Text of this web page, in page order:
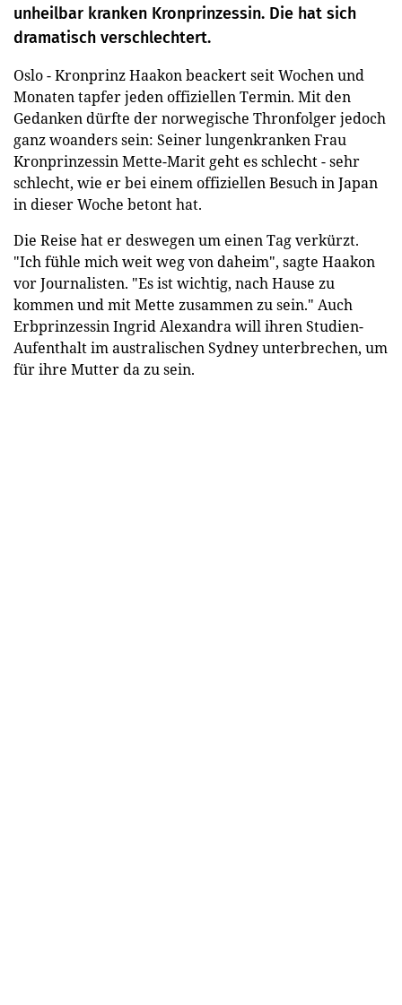
unheilbar kranken Kronprinzessin. Die hat sich
dramatisch verschlechtert.
Oslo - Kronprinz Haakon beackert seit Wochen und
Monaten tapfer jeden offiziellen Termin. Mit den
Gedanken dürfte der norwegische Thronfolger jedoch
ganz woanders sein: Seiner lungenkranken Frau
Kronprinzessin Mette-Marit geht es schlecht - sehr
schlecht, wie er bei einem offiziellen Besuch in Japan
in dieser Woche betont hat.
Die Reise hat er deswegen um einen Tag verkürzt.
"Ich fühle mich weit weg von daheim", sagte Haakon
vor Journalisten. "Es ist wichtig, nach Hause zu
kommen und mit Mette zusammen zu sein." Auch
Erbprinzessin Ingrid Alexandra will ihren Studien-
Aufenthalt im australischen Sydney unterbrechen, um
für ihre Mutter da zu sein.